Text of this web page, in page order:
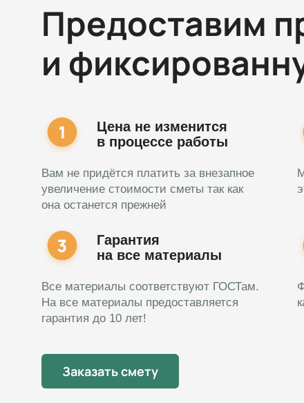
Предоставим
и
Цена не изменится
в процессе работы
Вам не придётся платить за внезапное
увеличение стоимости сметы так как
она останется прежней
Гарантия
на все материалы
Все материалы соответствуют ГОСТам.
На все материалы предоставляется
гарантия до 10 лет!
Заказать смету